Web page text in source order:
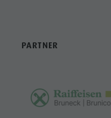
PARTNER